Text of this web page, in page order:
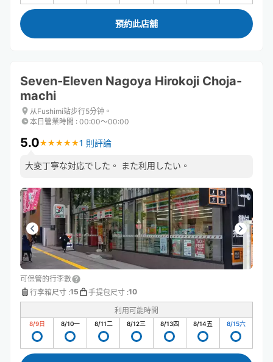
預約此店舖
Seven-Eleven Nagoya Hirokoji Choja-
machi
从Fushimi站步行5分钟。
本日營業時間 : 00:00〜00:00
5.0★ ★ ★ ★ ★
★ ★ ★ ★ ★1 則評論
大変丁寧な対応でした。 また利用したい。
可保管的行李數
行李箱尺寸 :15 手提包尺寸 :10
利用可能時間
8/9日 8/10一 8/11二 8/12三 8/13四 8/14五 8/15六